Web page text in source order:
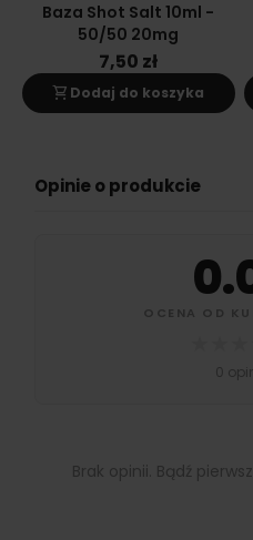
Baza Shot Salt 10ml -
50/50 20mg
7,50 zł
shopping_cart Dodaj do koszyka
Opinie o produkcie
OCENA OD
0
Brak opinii. Bądź